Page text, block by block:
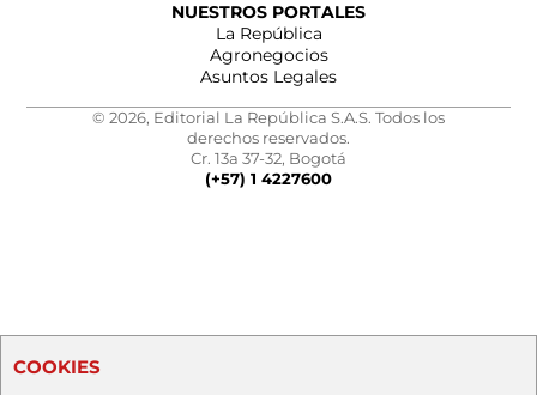
NUESTROS PORTALES
La República
Agronegocios
Asuntos Legales
© 2026, Editorial La República S.A.S. Todos los
derechos reservados.
Cr. 13a 37-32, Bogotá
(+57) 1 4227600
COOKIES